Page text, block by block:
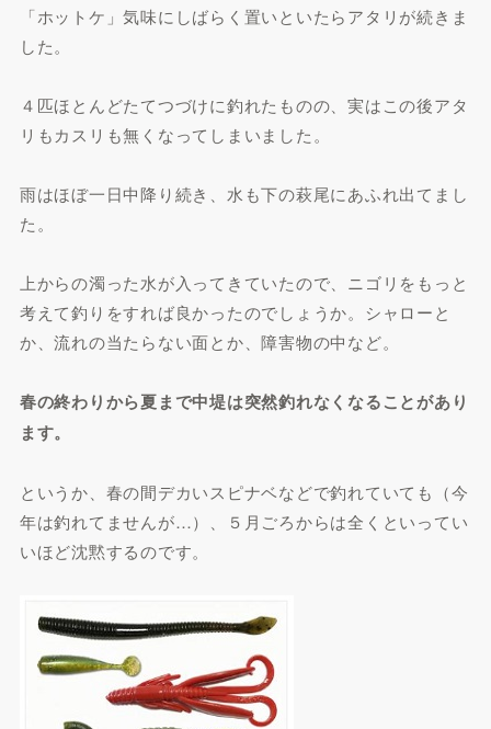
「ホットケ」気味にしばらく置いといたらアタリが続きま
した。
４匹ほとんどたてつづけに釣れたものの、実はこの後アタ
リもカスリも無くなってしまいました。
雨はほぼ一日中降り続き、水も下の萩尾にあふれ出てまし
た。
上からの濁った水が入ってきていたので、ニゴリをもっと
考えて釣りをすれば良かったのでしょうか。シャローと
か、流れの当たらない面とか、障害物の中など。
春の終わりから夏まで中堤は突然釣れなくなることがあり
ます。
というか、春の間デカいスピナベなどで釣れていても（今
年は釣れてませんが…）、５月ごろからは全くといってい
いほど沈黙するのです。